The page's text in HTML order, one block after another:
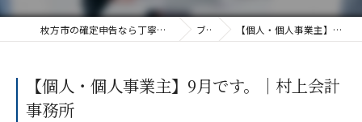
枚方市の確定申告なら丁寧な税理士法人アイムパートナーズ ブログ 【個人・個人事業主】9月です。｜村上会計事務所
【個人・個人事業主】9月です。｜村上会計
事務所